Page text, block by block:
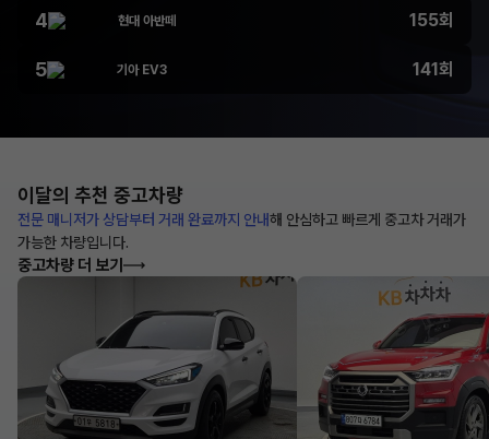
4 현대 아반떼 155회
5 기아 EV3 141회
이달의 추천 중고차량
전문 매니저가 상담부터 거래 완료까지 안내해 안심하고 빠르게 중고차 거래가
가능한 차량입니다.
중고차량 더 보기